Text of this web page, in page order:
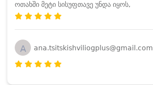
ოთახში მეტი სისუფთავე უნდა იყოს,
A ana.tsitskishviliogplus@gmail.com